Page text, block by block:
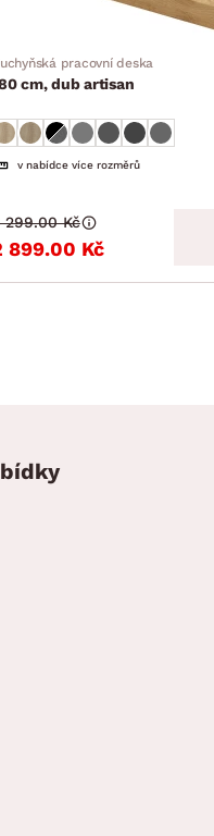
pracovní deska
cm, dub artisan
v nabídce více rozměrů
899.00 Kč
299.00 Kč